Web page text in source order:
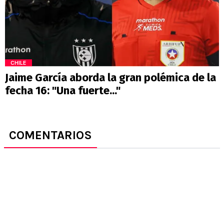
CHILE
Jaime García aborda la gran polémica de la
fecha 16: "Una fuerte..."
COMENTARIOS